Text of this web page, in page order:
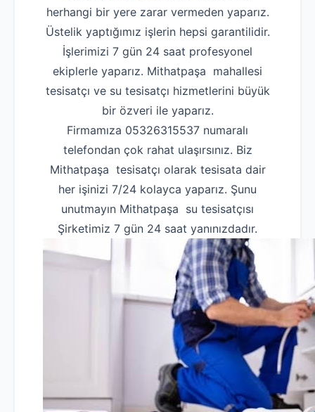
herhangi bir yere zarar vermeden yaparız.
Üstelik yaptığımız işlerin hepsi garantilidir.
İşlerimizi 7 gün 24 saat profesyonel
ekiplerle yaparız. Mithatpaşa mahallesi
tesisatçı ve su tesisatçı hizmetlerini büyük
bir özveri ile yaparız.
Firmamıza 05326315537 numaralı
telefondan çok rahat ulaşırsınız. Biz
Mithatpaşa tesisatçı olarak tesisata dair
her işinizi 7/24 kolayca yaparız. Şunu
unutmayın Mithatpaşa su tesisatçısı
Şirketimiz 7 gün 24 saat yanınızdadır.